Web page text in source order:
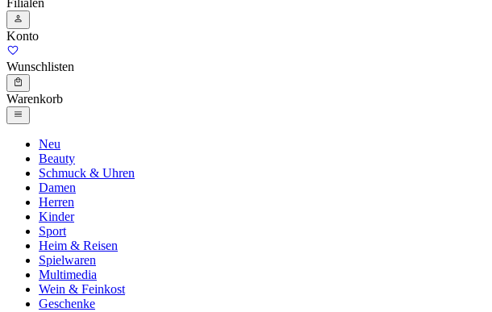
Filialen
Konto
Wunschlisten
Warenkorb
Neu
Beauty
Schmuck & Uhren
Damen
Herren
Kinder
Sport
Heim & Reisen
Spielwaren
Multimedia
Wein & Feinkost
Geschenke